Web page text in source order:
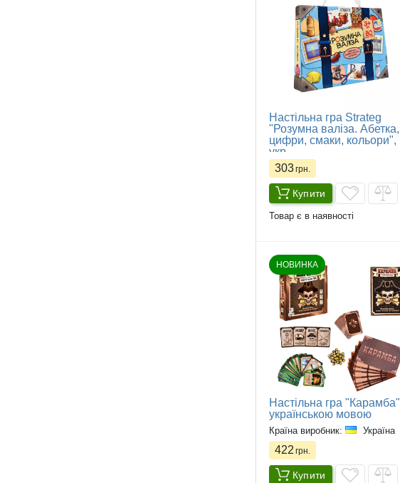
Настільна гра Strateg
"Розумна валіза. Абетка,
цифри, смаки, кольори",
укр
303грн.
Купити
Товар є в наявності
НОВИНКА
Настільна гра "Карамба"
українською мовою
Країна виробник: Україна
422 грн.
Купити